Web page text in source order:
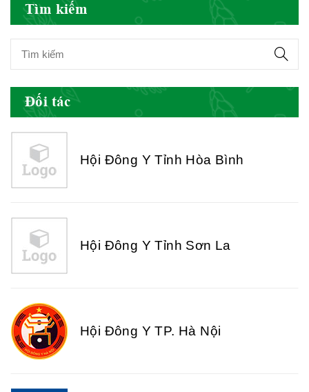
Tìm kiếm
Đối tác
Hội Đông Y Tỉnh Yên Bái
Hội Đông Y Tỉnh Hòa Bình
Hội Đông Y Tỉnh Sơn La
Hội Đông Y TP. Hà Nội